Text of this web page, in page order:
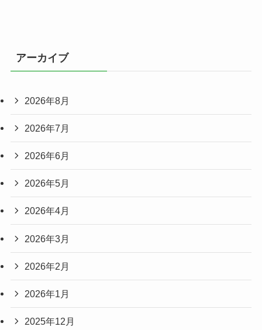
アーカイブ
2026年8月
2026年7月
2026年6月
2026年5月
2026年4月
2026年3月
2026年2月
2026年1月
2025年12月